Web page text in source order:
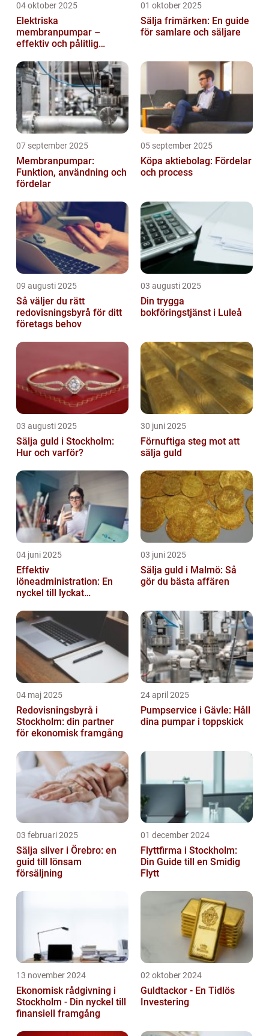
04 oktober 2025
Elektriska
membranpumpar –
effektiv och pålitlig
01 oktober 2025
Sälja frimärken: En guide
för samlare och säljare
07 september 2025
Membranpumpar:
Funktion, användning och
fördelar
05 september 2025
Köpa aktiebolag: Fördelar
och process
09 augusti 2025
Så väljer du rätt
redovisningsbyrå för ditt
företags behov
03 augusti 2025
Din trygga
bokföringstjänst i Luleå
03 augusti 2025
Sälja guld i Stockholm:
Hur och varför?
30 juni 2025
Förnuftiga steg mot att
sälja guld
04 juni 2025
Effektiv
löneadministration: En
nyckel till lyckat
03 juni 2025
Sälja guld i Malmö: Så
gör du bästa affären
04 maj 2025
Redovisningsbyrå i
Stockholm: din partner
för ekonomisk framgång
24 april 2025
Pumpservice i Gävle: Håll
dina pumpar i toppskick
03 februari 2025
Sälja silver i Örebro: en
guid till lönsam
försäljning
01 december 2024
Flyttfirma i Stockholm:
Din Guide till en Smidig
Flytt
13 november 2024
Ekonomisk rådgivning i
Stockholm - Din nyckel till
finansiell framgång
02 oktober 2024
Guldtackor - En Tidlös
Investering